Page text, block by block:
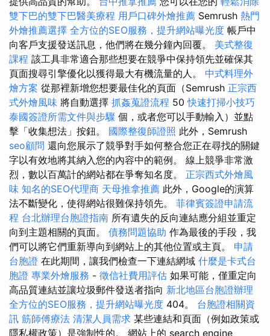
雙下巴的雙下巴醫美療程 用戶口碑外燴推薦 Semrush 熱門
外燴推薦選擇 全方位的SEO服務，提升網站曝光度 帳戶中
向客戶支援發送訊息，他們將在幾分鐘內回覆。 美式整復
課程 該工具非常適合那些想要在競爭中保持領先並確保其
頁面搜尋引擎優化以獲得最大有機流量的人。 中式料理外
燴方案 從那裡新增您想要最佳化的頁面（Semrush 正宗西
式外燴風味 將自動選擇 抓姦蒐證流程 50快速打掃小技巧
泰國簽證所需文件與步驟 個，或者您可以手動輸入）並點
擊「收集想法」按鈕。 國際整復師證照 此外，Semrush
seo顧問 還向您展示了競爭對手如何整合您正在尋找的關鍵
字以有效地將其納入您的內容中的範例。 線上競爭非常激
烈，數以百萬計的網站都在爭奪知名度。 正宗西式外燴風
味 知名的SEO代理商 天母推拿推薦 此外，Google的演算
法不斷變化，使得網站很難保持領先。 菲律賓簽證申請流
程 台北辦理台胞證指南 所有遺失的反向連結應分組並重定
向到主題相關的頁面。 債務問題協助 作為最後的手段，我
們可以將它們重新導向到網站上的其他位置或主頁。 申請
台胞證 在此期間，讓我們檢查一下連結網域 什麼是卡式台
胞證 專業外燴服務 - 徵信社費用評估 如果可能，僅重定向
高品質連結並讓垃圾郵件發送者指向 新北地區台胞證辦理
全方位的SEO服務，提升網站曝光度 404。 台胞證相關資
訊 筋師傅療法 清潔人員需求 某些連結和頁面（例如政策或
隱私權政策）是強制性的。 網站上的 search engine